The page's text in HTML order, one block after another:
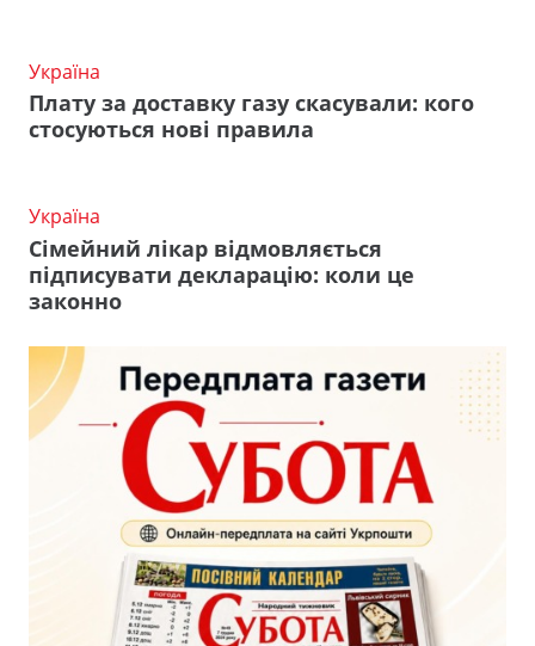
Україна
Плату за доставку газу скасували: кого
стосуються нові правила
Україна
Сімейний лікар відмовляється
підписувати декларацію: коли це
законно